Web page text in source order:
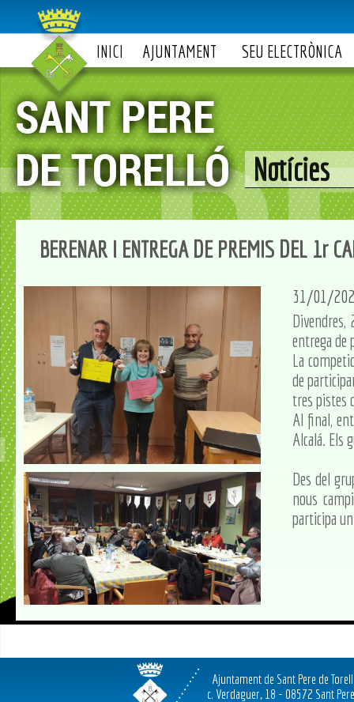
INICI AJUNTAMENT SEU ELECTRÒNICA
Notícies
BERENAR I ENTREGA DE PREMIS DEL 1r
31/01/
entrega de
La
de
tres pistes
Al final,
Alcalá. Els
Des del
nous
participa
Ajuntament de Sant Pere de
c. Verdaguer, 18 - 08572 Sant